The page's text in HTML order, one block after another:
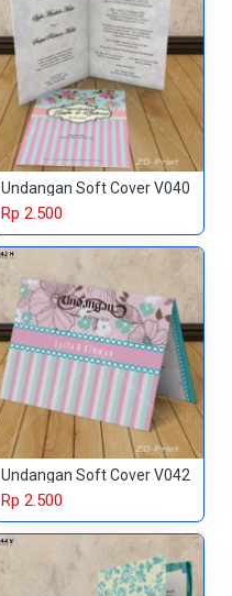
Undangan Soft Cover V040
Rp 2.500
Undangan Soft Cover V042
Rp 2.500